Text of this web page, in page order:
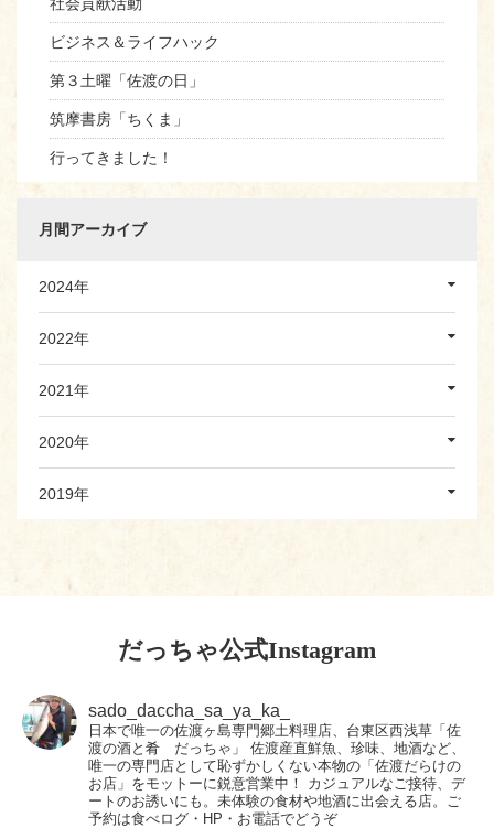
ビジネス＆ライフハック
第３土曜「佐渡の日」
筑摩書房「ちくま」
行ってきました！
月間アーカイブ
2024年
2022年
2021年
2020年
2019年
だっちゃ公式Instagram
sado_daccha_sa_ya_ka_
日本で唯一の佐渡ヶ島専門郷土料理店、台東区西浅草「佐
渡の酒と肴 だっちゃ」
佐渡産直鮮魚、珍味、地酒など、
唯一の専門店として恥ずかしくない本物の「佐渡だらけの
お店」をモットーに鋭意営業中！
カジュアルなご接待、デ
ートのお誘いにも。未体験の食材や地酒に出会える店。ご
予約は食べログ・HP・お電話でどうぞ